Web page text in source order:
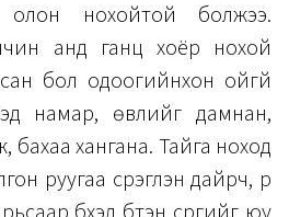
нохойтой болжээ.
анд ганц хоёр нохой
бол одоогийнхон ойгүй
намар, өвлийг дамнан,
бахаа хангана. Тайга ноход
руугаа сүрэглэн дайрч, үр